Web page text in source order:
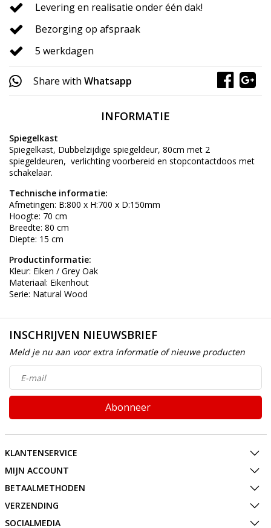
Levering en realisatie onder één dak!
Bezorging op afspraak
5 werkdagen
Share with Whatsapp
INFORMATIE
Spiegelkast
Spiegelkast, Dubbelzijdige spiegeldeur, 80cm met 2
spiegeldeuren, verlichting voorbereid en stopcontactdoos met
schakelaar.
Technische informatie:
Afmetingen: B:800 x H:700 x D:150mm
Hoogte: 70 cm
Breedte: 80 cm
Diepte: 15 cm
Productinformatie:
Kleur: Eiken / Grey Oak
Materiaal: Eikenhout
Serie: Natural Wood
INSCHRIJVEN NIEUWSBRIEF
Meld je nu aan voor extra informatie of nieuwe producten
Abonneer
KLANTENSERVICE
MIJN ACCOUNT
BETAALMETHODEN
VERZENDING
SOCIALMEDIA